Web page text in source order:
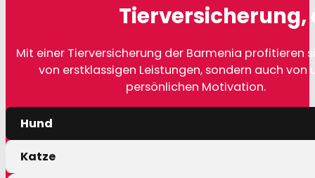
Tierversicherung,
Mit einer Tierversicherung der Barmenia profitieren
von erstklassigen Leistungen, sondern auch von
persönlichen Motivation.
Hund
Katze